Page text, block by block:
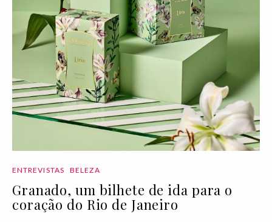
ENTREVISTAS BELEZA
Granado, um bilhete de ida para o
coração do Rio de Janeiro